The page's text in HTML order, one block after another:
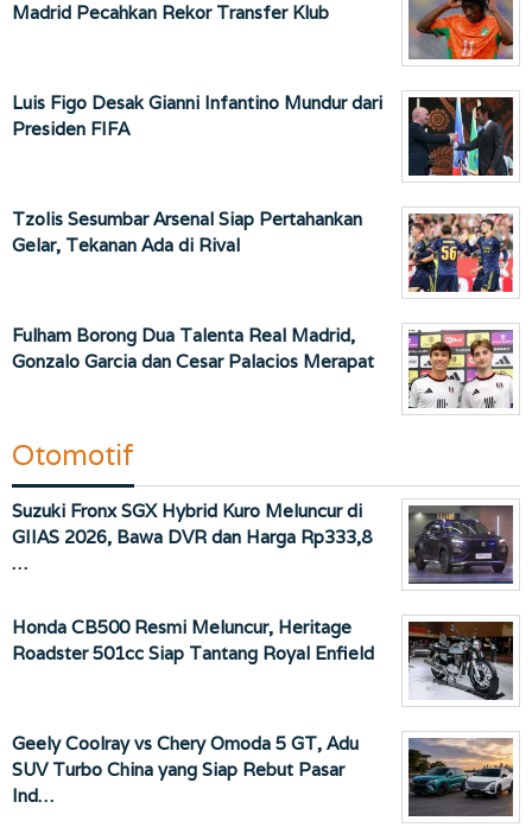
Madrid Pecahkan Rekor Transfer Klub
Luis Figo Desak Gianni Infantino Mundur dari
Presiden FIFA
Tzolis Sesumbar Arsenal Siap Pertahankan
Gelar, Tekanan Ada di Rival
Fulham Borong Dua Talenta Real Madrid,
Gonzalo Garcia dan Cesar Palacios Merapat
Otomotif
Suzuki Fronx SGX Hybrid Kuro Meluncur di
GIIAS 2026, Bawa DVR dan Harga Rp333,8
…
Honda CB500 Resmi Meluncur, Heritage
Roadster 501cc Siap Tantang Royal Enfield
Geely Coolray vs Chery Omoda 5 GT, Adu
SUV Turbo China yang Siap Rebut Pasar
Ind…